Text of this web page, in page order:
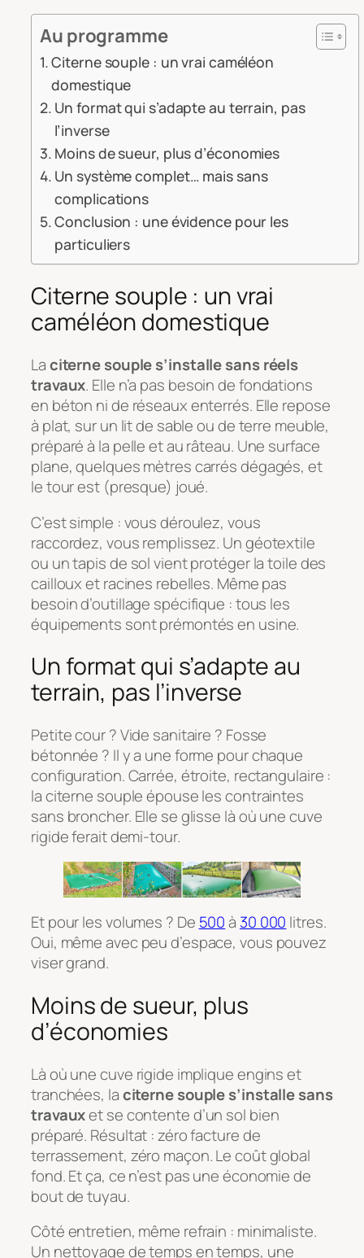
Au programme
Citerne souple : un vrai caméléon
domestique
Un format qui s’adapte au terrain, pas
l’inverse
Moins de sueur, plus d’économies
Un système complet… mais sans
complications
Conclusion : une évidence pour les
particuliers
Citerne souple : un vrai
caméléon domestique
Laciterne souple s’installe sans réels
travaux. Elle n’a pas besoin de fondations
en béton ni de réseaux enterrés. Elle repose
à plat, sur un lit de sable ou de terre meuble,
préparé à la pelle et au râteau. Une surface
plane, quelques mètres carrés dégagés, et
le tour est (presque) joué.
C’est simple : vous déroulez, vous
raccordez, vous remplissez. Un géotextile
ou un tapis de sol vient protéger la toile des
cailloux et racines rebelles. Même pas
besoin d’outillage spécifique : tous les
équipements sont prémontés en usine.
Un format qui s’adapte au
terrain, pas l’inverse
Petite cour ? Vide sanitaire ? Fosse
bétonnée ? Il y a une forme pour chaque
configuration. Carrée, étroite, rectangulaire :
la citerne souple épouse les contraintes
sans broncher. Elle se glisse là où une cuve
rigide ferait demi-tour.
Et pour les volumes ? De 500à 30 000 litres.
Oui, même avec peu d’espace, vous pouvez
viser grand.
Moins de sueur, plus
d’économies
Là où une cuve rigide implique engins et
tranchées, laciterne souple s’installe sans
travauxet se contente d’un sol bien
préparé. Résultat : zéro facture de
terrassement, zéro maçon. Le coût global
fond. Et ça, ce n’est pas une économie de
bout de tuyau.
Côté entretien, même refrain : minimaliste.
Un nettoyage de temps en temps, une